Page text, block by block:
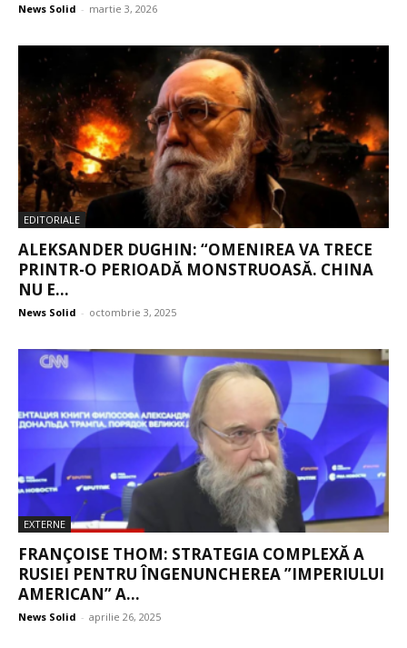
News Solid - martie 3, 2026
EDITORIALE
ALEKSANDER DUGHIN: “OMENIREA VA TRECE
PRINTR-O PERIOADĂ MONSTRUOASĂ. CHINA
NU E...
News Solid - octombrie 3, 2025
EXTERNE
FRANÇOISE THOM: STRATEGIA COMPLEXĂ A
RUSIEI PENTRU ÎNGENUNCHEREA ”IMPERIULUI
AMERICAN” A...
News Solid - aprilie 26, 2025